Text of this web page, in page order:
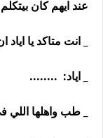
عند ايهم كان
_ انت متاكد يا
_ اياد: ........
_ طب واهلها